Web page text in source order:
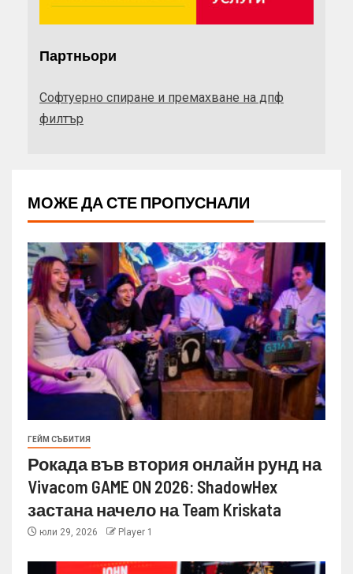
Партньори
Софтуерно спиране и премахване на дпф
филтър
МОЖЕ ДА СТЕ ПРОПУСНАЛИ
ГЕЙМ СЪБИТИЯ
Рокада във втория онлайн рунд на
Vivacom GAME ON 2026: ShadowHex
застана начело на Team Kriskata
юли 29, 2026 Player 1